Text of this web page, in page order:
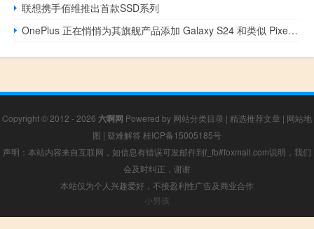
联想携手佰维推出首款SSD系列
OnePlus 正在悄悄为其旗舰产品添加 Galaxy S24 和类似 Pixel 的 AI 功能
Copyright © 2012 - 2026 六啊网 Powered by 网站分类目录 | 精选推荐文章 | 网站地
图 | 疑难解答 桂ICP备15005185号
声明：本站内容来自互联网，如信息有错误可发邮件到f_fb#foxmail.com说明，我们
会及时纠正，谢谢
本站仅为个人兴趣爱好，不接盈利性广告及商业合作
小男孩